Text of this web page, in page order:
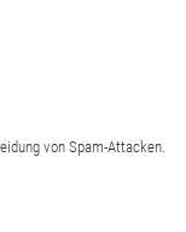
von Spam-Attacken.